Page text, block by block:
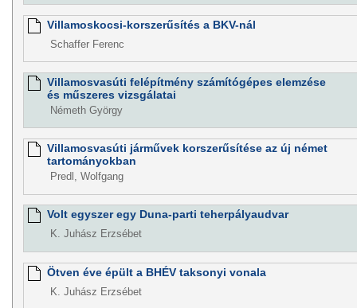
Villamoskocsi-korszerűsítés a BKV-nál
Schaffer Ferenc
Villamosvasúti felépítmény számítógépes elemzése
és műszeres vizsgálatai
Németh György
Villamosvasúti járművek korszerűsítése az új német
tartományokban
Predl, Wolfgang
Volt egyszer egy Duna-parti teherpályaudvar
K. Juhász Erzsébet
Ötven éve épült a BHÉV taksonyi vonala
K. Juhász Erzsébet